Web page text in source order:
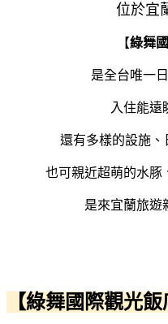
位於宜
【綠舞
是全台唯一
入住能遠
還有多樣的設施、
也可親近超萌的水豚
是來宜蘭旅遊
【綠舞國際觀光飯